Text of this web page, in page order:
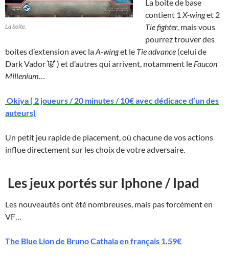
La boite.
La boite de base
contient 1 X-winget 2
Tie fighter, mais vous
pourrez trouver des
boites d’extension avec laA-winget le Tie advance (celui de
Dark Vador 👿 ) et d’autres qui arrivent, notamment le Faucon
Millenium…
Okiya ( 2 joueurs / 20 minutes / 10€ avec dédicace d’un des
auteurs)
Un petit jeu rapide de placement, où chacune de vos actions
influe directement sur les choix de votre adversaire.
Les jeux portés sur Iphone / Ipad
Les nouveautés ont été nombreuses, mais pas forcément en
VF…
The Blue Lion de Bruno Cathala en français 1.59€